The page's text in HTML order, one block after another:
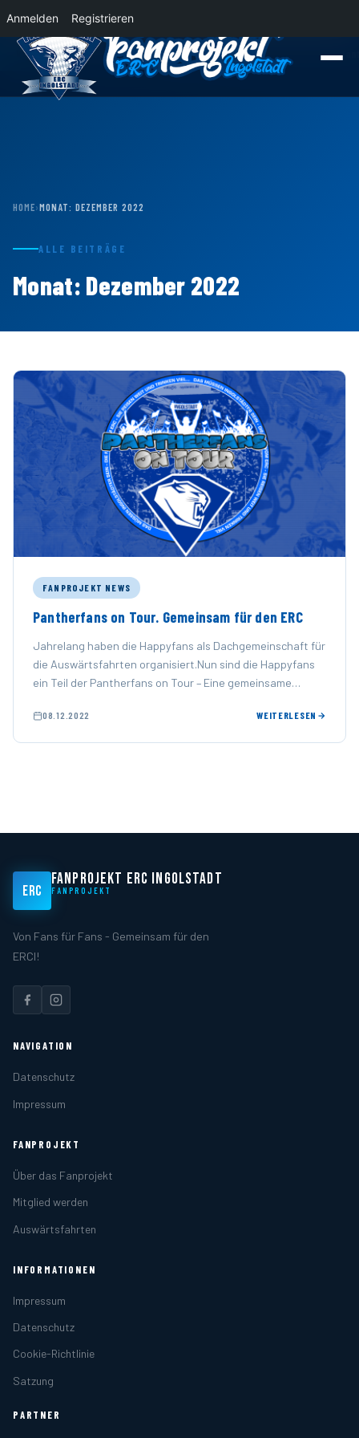
Anmelden Registrieren
NewsDer Panther Express 2026/2027 rollt nach Krefeld! Wohin rollt der
HOME›MONAT: DEZEMBER 2022
ALLE BEITRÄGE
Monat: Dezember 2022
FANPROJEKT NEWS
Pantherfans on Tour. Gemeinsam für den ERC
Jahrelang haben die Happyfans als Dachgemeinschaft für
die Auswärtsfahrten organisiert.Nun sind die Happyfans
ein Teil der Pantherfans on Tour – Eine gemeinsame
08.12.2022 WEITERLESEN
ERC
FANPROJEKT ERC INGOLSTADT
FANPROJEKT
Von Fans für Fans - Gemeinsam für den
ERCI!
NAVIGATION
Datenschutz
Impressum
FANPROJEKT
Über das Fanprojekt
Mitglied werden
Auswärtsfahrten
INFORMATIONEN
Impressum
Datenschutz
Cookie-Richtlinie
Satzung
PARTNER